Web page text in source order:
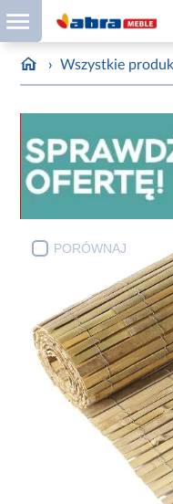
› Wszystkie
PORÓWNAJ